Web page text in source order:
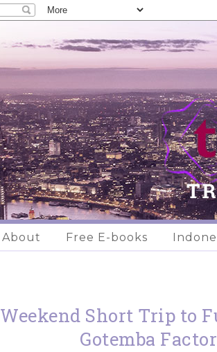
About Free E-books
Weekend Short Trip to
Gotemba